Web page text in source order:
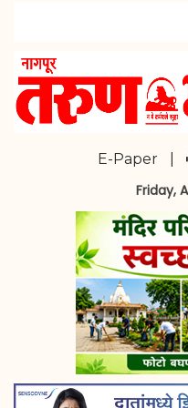
E-Paper
Friday,